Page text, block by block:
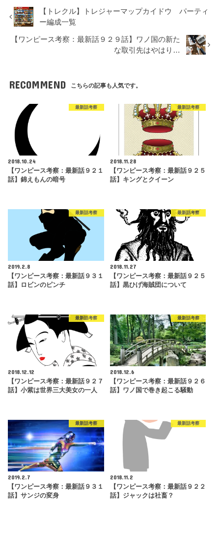
【トレクル】トレジャーマップカイドウ パーティ
ー編成一覧
【ワンピース考察：最新話９２９話】ワノ国の新た
な取引先はやはり…
RECOMMEND こちらの記事も人気です。
最新話考察
2018.10.24
【ワンピース考察：最新話９２１
話】錦えもんの暗号
最新話考察
2018.11.28
【ワンピース考察：最新話９２５
話】キングとクイーン
最新話考察
2019.2.8
【ワンピース考察：最新話９３１
話】ロビンのピンチ
最新話考察
2018.11.27
【ワンピース考察：最新話９２５
話】黒ひげ海賊団について
最新話考察
2018.12.12
【ワンピース考察：最新話９２７
話】小紫は世界三大美女の一人
最新話考察
2018.12.6
【ワンピース考察：最新話９２６
話】ワノ国で巻き起こる騒動
最新話考察
2019.2.7
【ワンピース考察：最新話９３１
話】サンジの変身
最新話考察
2018.11.2
【ワンピース考察：最新話９２２
話】ジャックは社畜？